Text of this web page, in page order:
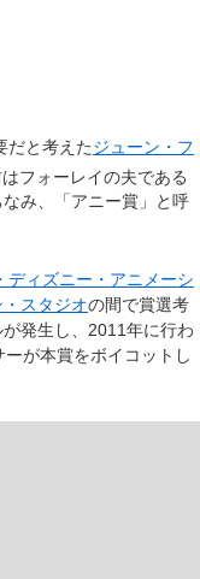
だと考えたジューン・フ
フォーレイの夫である
み、「アニー賞」と呼
ディズニー・アニメーシ
スタジオの間で賞選考
発生し、2011年に行わ
が本賞をボイコットし